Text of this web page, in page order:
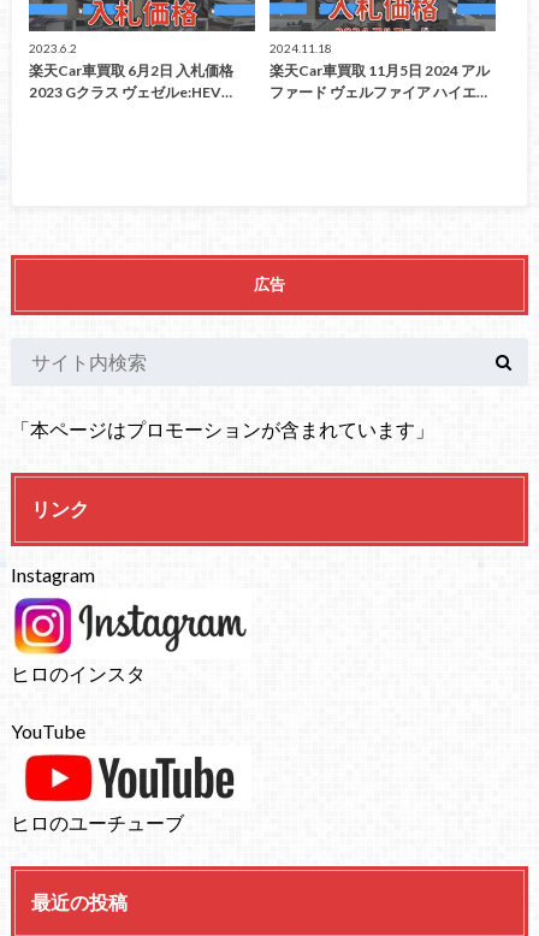
2023.6.2
楽天Car車買取 6月2日 入札価格
2023 Gクラス ヴェゼルe:HEV…
2024.11.18
楽天Car車買取 11月5日 2024 アル
ファード ヴェルファイア ハイエ…
広告
「本ページはプロモーションが含まれています」
リンク
Instagram
ヒロのインスタ
YouTube
ヒロのユーチューブ
最近の投稿